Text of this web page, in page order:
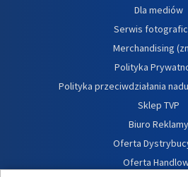
Dla mediów
Serwis
Merchandising
Polityka
Polityka przeciwdziałania
Sklep TVP
Biuro Reklamy
Oferta
Oferta